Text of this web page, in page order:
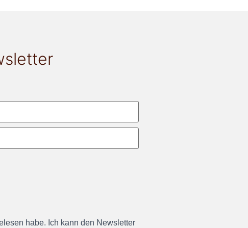
habe. Ich kann den Newsletter